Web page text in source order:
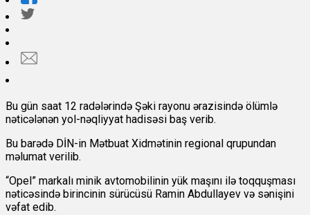
Bu gün saat 12 radələrində Şəki rayonu ərazisində ölümlə
nəticələnən yol-nəqliyyat hadisəsi baş verib.
Bu barədə DİN-in Mətbuat Xidmətinin regional qrupundan
məlumat verilib.
“Opel” markalı minik avtomobilinin yük maşını ilə toqquşması
nəticəsində birincinin sürücüsü Ramin Abdullayev və sənişini
vəfat edib.